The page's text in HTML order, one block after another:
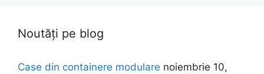
Noutăți pe blog
Case din containere modulare noiembrie 10,